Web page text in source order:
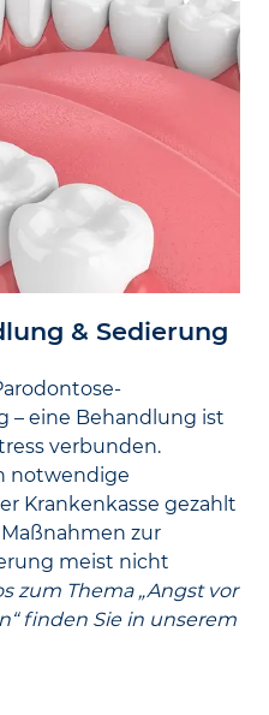
& Sedierung
– eine Behandlung ist
verbunden.
notwendige
Kranken­kasse gezahlt
zur
meist nicht
zum Thema „Angst vor
finden Sie in unserem